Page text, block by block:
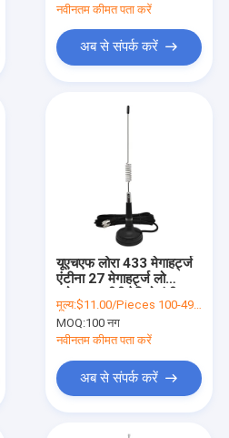
नवीनतम कीमत पता करें
अब से संपर्क करें
यूएचएफ लोरा 433 मेगाहर्ट्ज
एंटीना 27 मेगाहर्ट्ज लो
मूल्य:$11.00/Pieces 100-499 Pieces
MOQ:100 नग
नवीनतम कीमत पता करें
अब से संपर्क करें